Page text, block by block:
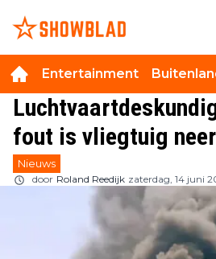
Entertainment
fout is vliegtuig
Nieuws
door Roland Reedijk zaterdag, 14 juni